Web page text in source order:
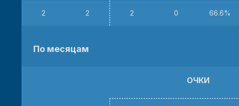
2 2 2 0 66.6%
По месяцам
ОЧКИ